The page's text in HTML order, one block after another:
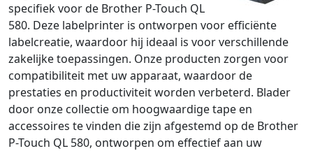
specifiek voor de Brother P-Touch QL
580. Deze labelprinter is ontworpen voor efficiënte
labelcreatie, waardoor hij ideaal is voor verschillende
zakelijke toepassingen. Onze producten zorgen voor
compatibiliteit met uw apparaat, waardoor de
prestaties en productiviteit worden verbeterd. Blader
door onze collectie om hoogwaardige tape en
accessoires te vinden die zijn afgestemd op de Brother
P-Touch QL 580, ontworpen om effectief aan uw